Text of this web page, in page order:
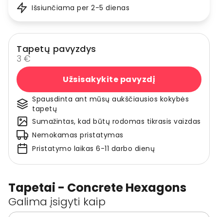
Tapetai - Concrete Hexagons
Galima įsigyti kaip
Išsiunčiama per 2-5 dienas
Tapetų pavyzdys
3 €
Užsisakykite pavyzdį
Spausdinta ant mūsų aukščiausios kokybės
tapetų
Sumažintas, kad būtų rodomas tikrasis vaizdas
Nemokamas pristatymas
Pristatymo laikas 6-11 darbo dienų